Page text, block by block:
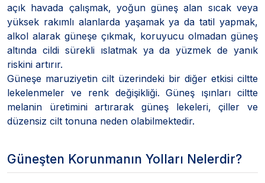
açık havada çalışmak, yoğun güneş alan sıcak veya
yüksek rakımlı alanlarda yaşamak ya da tatil yapmak,
alkol alarak güneşe çıkmak, koruyucu olmadan güneş
altında cildi sürekli ıslatmak ya da yüzmek de yanık
riskini artırır.
Güneşe maruziyetin cilt üzerindeki bir diğer etkisi ciltte
lekelenmeler ve renk değişikliği. Güneş ışınları ciltte
melanin üretimini artırarak güneş lekeleri, çiller ve
düzensiz cilt tonuna neden olabilmektedir.
Güneşten Korunmanın Yolları Nelerdir?